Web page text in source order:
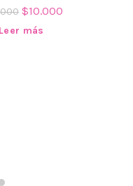
$10.000
Leer más